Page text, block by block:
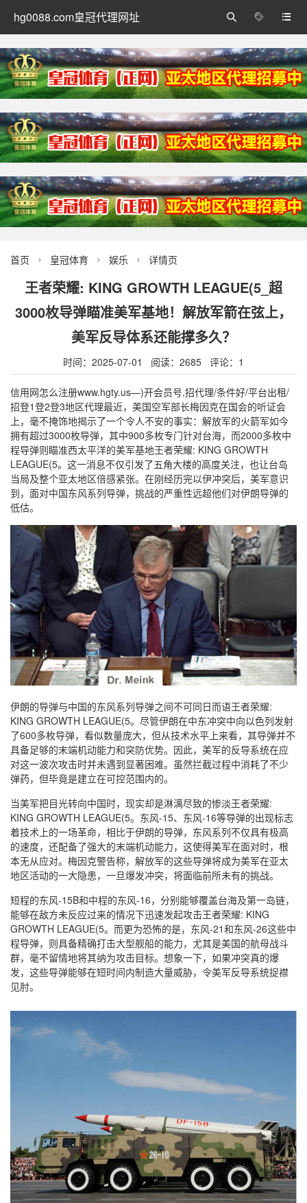
hg0088.com皇冠代理网址 


首页  皇冠体育  娱乐  详情页
王者荣耀: KING GROWTH LEAGUE(5_超
3000枚导弹瞄准美军基地！解放军箭在弦上，
美军反导体系还能撑多久？
时间：2025-07-01 阅读：2685 评论：1
信用网怎么注册www.hgty.us—)开会员号,招代理/条件好/平台出租/
招登1登2登3地区代理最近，美国空军部长梅因克在国会的听证会
上，毫不掩饰地揭示了一个令人不安的事实：解放军的火箭军如今
拥有超过3000枚导弹，其中900多枚专门针对台海，而2000多枚中
程导弹则瞄准西太平洋的美军基地王者荣耀: KING GROWTH
LEAGUE(5。这一消息不仅引发了五角大楼的高度关注，也让台岛
当局及整个亚太地区倍感紧张。在刚经历完以伊冲突后，美军意识
到，面对中国东风系列导弹，挑战的严重性远超他们对伊朗导弹的
低估。
伊朗的导弹与中国的东风系列导弹之间不可同日而语王者荣耀:
KING GROWTH LEAGUE(5。尽管伊朗在中东冲突中向以色列发射
了600多枚导弹，看似数量庞大，但从技术水平上来看，其导弹并不
具备足够的末端机动能力和突防优势。因此，美军的反导系统在应
对这一波次攻击时并未遇到显著困难。虽然拦截过程中消耗了不少
弹药，但毕竟是建立在可控范围内的。
当美军把目光转向中国时，现实却是淋漓尽致的惨淡王者荣耀:
KING GROWTH LEAGUE(5。东风-15、东风-16等导弹的出现标志
着技术上的一场革命，相比于伊朗的导弹，东风系列不仅具有极高
的速度，还配备了强大的末端机动能力，这使得美军在面对时，根
本无从应对。梅因克警告称，解放军的这些导弹将成为美军在亚太
地区活动的一大隐患，一旦爆发冲突，将面临前所未有的挑战。
短程的东风-15B和中程的东风-16，分别能够覆盖台海及第一岛链，
能够在敌方未反应过来的情况下迅速发起攻击王者荣耀: KING
GROWTH LEAGUE(5。而更为恐怖的是，东风-21和东风-26这些中
程导弹，则具备精确打击大型舰船的能力，尤其是美国的航母战斗
群，毫不留情地将其纳为攻击目标。想象一下，如果冲突真的爆
发，这些导弹能够在短时间内制造大量威胁，令美军反导系统捉襟
见肘。